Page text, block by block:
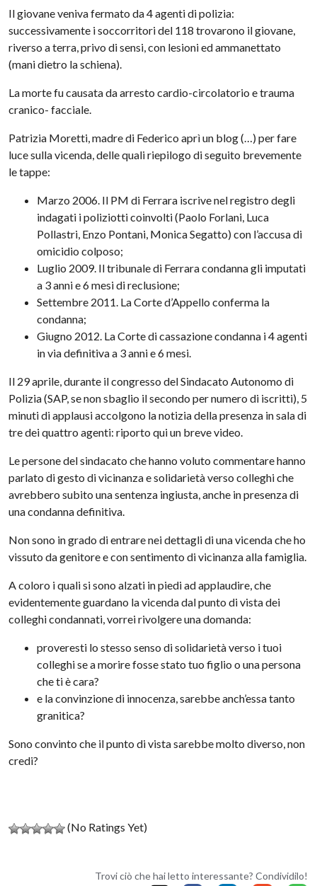
Il giovane veniva fermato da 4 agenti di polizia:
successivamente i soccorritori del 118 trovarono il giovane,
riverso a terra, privo di sensi, con lesioni ed ammanettato
(mani dietro la schiena).
La morte fu causata da arresto cardio-circolatorio e trauma
cranico- facciale.
Patrizia Moretti, madre di Federico aprì un blog (…) per fare
luce sulla vicenda, delle quali riepilogo di seguito brevemente
le tappe:
Marzo 2006. Il PM di Ferrara iscrive nel registro degli
indagati i poliziotti coinvolti (Paolo Forlani, Luca
Pollastri, Enzo Pontani, Monica Segatto) con l’accusa di
omicidio colposo;
Luglio 2009. Il tribunale di Ferrara condanna gli imputati
a 3 anni e 6 mesi di reclusione;
Settembre 2011. La Corte d’Appello conferma la
condanna;
Giugno 2012. La Corte di cassazione condanna i 4 agenti
in via definitiva a 3 anni e 6 mesi.
Il 29 aprile, durante il congresso del Sindacato Autonomo di
Polizia (SAP, se non sbaglio il secondo per numero di iscritti), 5
minuti di applausi accolgono la notizia della presenza in sala di
tre dei quattro agenti: riporto qui un breve video.
Le persone del sindacato che hanno voluto commentare hanno
parlato di gesto di vicinanza e solidarietà verso colleghi che
avrebbero subito una sentenza ingiusta, anche in presenza di
una condanna definitiva.
Non sono in grado di entrare nei dettagli di una vicenda che ho
vissuto da genitore e con sentimento di vicinanza alla famiglia.
A coloro i quali si sono alzati in piedi ad applaudire, che
evidentemente guardano la vicenda dal punto di vista dei
colleghi condannati, vorrei rivolgere una domanda:
proveresti lo stesso senso di solidarietà verso i tuoi
colleghi se a morire fosse stato tuo figlio o una persona
che ti è cara?
e la convinzione di innocenza, sarebbe anch’essa tanto
granitica?
Sono convinto che il punto di vista sarebbe molto diverso, non
credi?
(No Ratings Yet)
Trovi ciò che hai letto interessante? Condividilo!